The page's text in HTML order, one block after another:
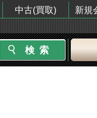
中古(買取) 新規